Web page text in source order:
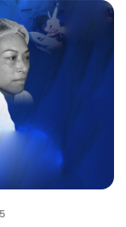
Tại Phòng khám